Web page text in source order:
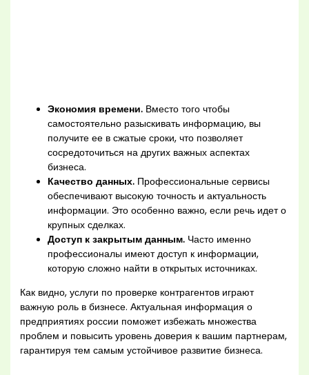
Экономия времени. Вместо того чтобы
самостоятельно разыскивать информацию, вы
получите ее в сжатые сроки, что позволяет
сосредоточиться на других важных аспектах
бизнеса.
Качество данных. Профессиональные сервисы
обеспечивают высокую точность и актуальность
информации. Это особенно важно, если речь идет о
крупных сделках.
Доступ к закрытым данным. Часто именно
профессионалы имеют доступ к информации,
которую сложно найти в открытых источниках.
Как видно, услуги по проверке контрагентов играют
важную роль в бизнесе. Актуальная информация о
предприятиях россии поможет избежать множества
проблем и повысить уровень доверия к вашим партнерам,
гарантируя тем самым устойчивое развитие бизнеса.